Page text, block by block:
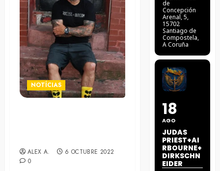
NOTÍCIAS
ALEX A.
6 OCTUBRE 2022
0
de
Concepción
Arenal, 5,
15702
Santiago de
Compostela,
A Coruña
18
AGO
JUDAS
PRIEST+AI
RBOURNE+
DIRKSCHN
EIDER